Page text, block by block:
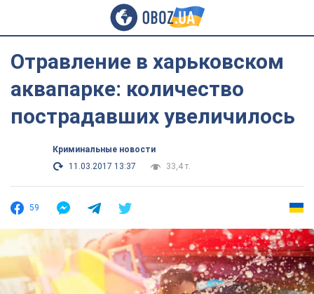
Отравление в харьковском
аквапарке: количество
пострадавших увеличилось
Криминальные новости
11.03.2017 13:37
33,4 т.
59